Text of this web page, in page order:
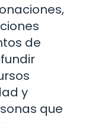
de
y
que